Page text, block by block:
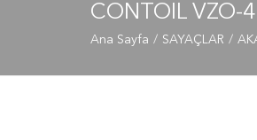
CONTOIL VZO-
Ana Sayfa SAYAÇLAR